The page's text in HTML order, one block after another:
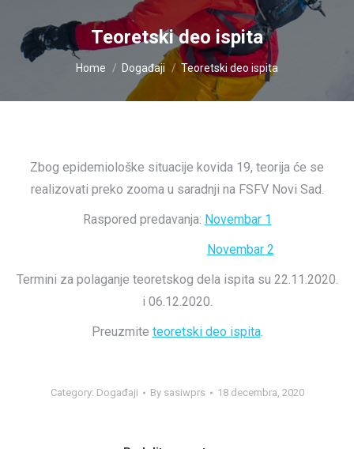
Teoretski deo ispita
You are here:
Home Događaji Teoretski deo ispita
Zbog epidemiološke situacije kovida 19, teorija će se
realizovati preko zooma u saradnji na FSFV Novi Sad.
Raspored predavanja: Novembar 1
Novembar 2
Termini za polaganje teoretskog dela ispita su 22.11.2020.
i 06.12.2020.
Preuzmite teoretski deo ispita.
Category: Događaji By sasiwprs 18 decembra, 2020